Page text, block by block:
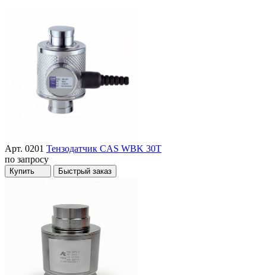
Арт. 0201 Тензодатчик CAS WBK 30T
по запросу
Купить Быстрый заказ